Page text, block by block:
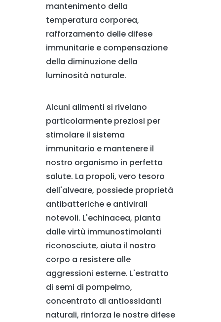
mantenimento della
temperatura corporea,
rafforzamento delle difese
immunitarie e compensazione
della diminuzione della
luminosità naturale.
Alcuni alimenti si rivelano
particolarmente preziosi per
stimolare il sistema
immunitario e mantenere il
nostro organismo in perfetta
salute. La propoli, vero tesoro
dell'alveare, possiede proprietà
antibatteriche e antivirali
notevoli. L'echinacea, pianta
dalle virtù immunostimolanti
riconosciute, aiuta il nostro
corpo a resistere alle
aggressioni esterne. L'estratto
di semi di pompelmo,
concentrato di antiossidanti
naturali, rinforza le nostre difese